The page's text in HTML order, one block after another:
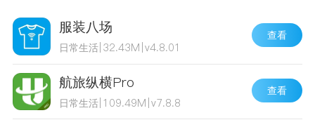
服装八场
日常生活 32.43M v4.8.01
查看
航旅纵横Pro
日常生活 109.49M v7.8.8
查看